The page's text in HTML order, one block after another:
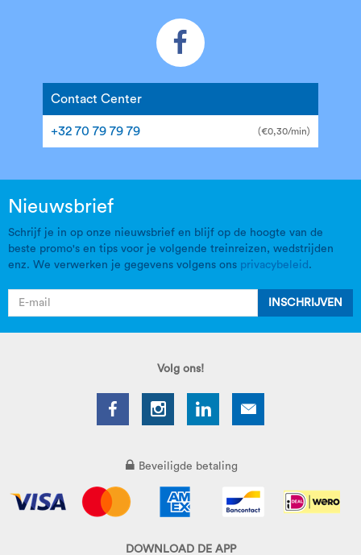
Contact Center
+32 70 79 79 79 (€0,30/min)
Nieuwsbrief
Schrijf je in op onze nieuwsbrief en blijf op de hoogte van de
beste promo's en tips voor je volgende treinreizen, wedstrijden
enz. We verwerken je gegevens volgens ons privacybeleid .
INSCHRIJVEN
Volg ons!
Beveiligde betaling
DOWNLOAD DE APP